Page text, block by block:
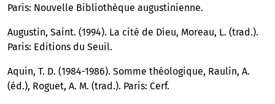
Paris: Nouvelle Bibliothèque augustinienne.
Augustin, Saint. (1994). La cité de Dieu, Moreau, L. (trad.).
Paris: Editions du Seuil.
Aquin, T. D. (1984-1986). Somme théologique, Raulin, A.
(éd.), Roguet, A. M. (trad.). Paris: Cerf.